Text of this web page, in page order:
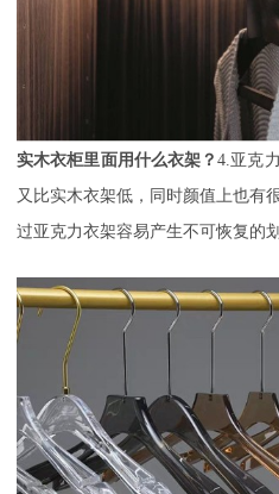
实木衣柜里面用什么衣架？4.亚克
又比实木衣架低，同时颜值上也有
过亚克力衣架容易产生不可恢复的